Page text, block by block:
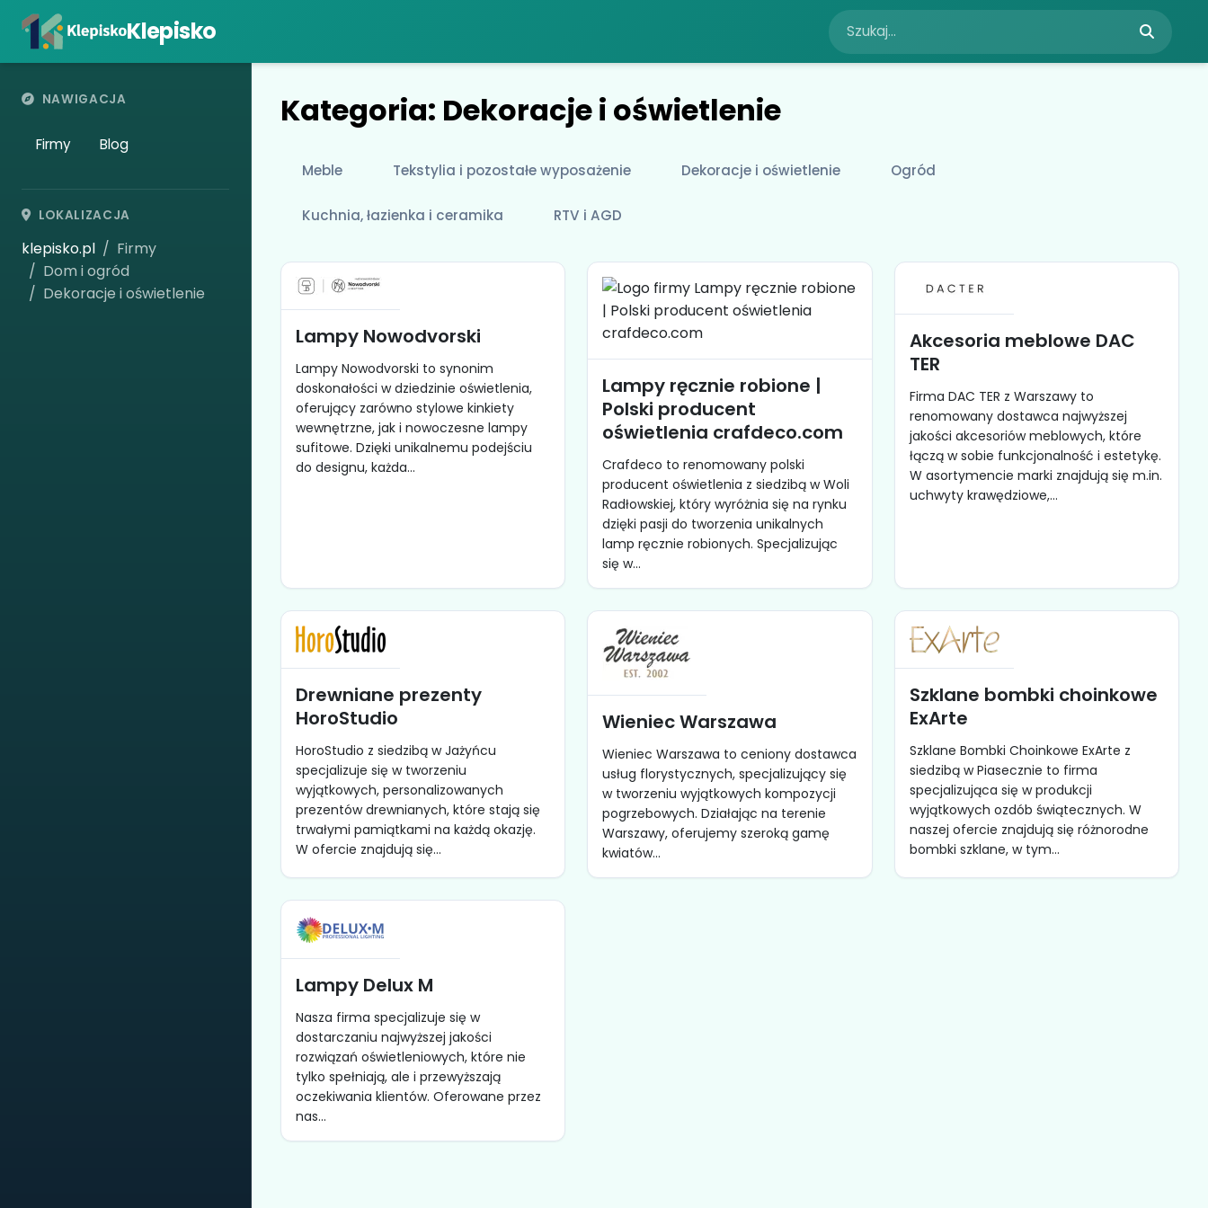
Klepisko
NAWIGACJA
Firmy Blog
LOKALIZACJA
klepisko.pl
Firmy
Dom i ogród
Dekoracje i oświetlenie
Kategoria: Dekoracje i oświetlenie
Meble Tekstylia i pozostałe wyposażenie Dekoracje i oświetlenie Ogród
Kuchnia, łazienka i ceramika RTV i AGD
Lampy Nowodvorski
Lampy Nowodvorski to synonim
doskonałości w dziedzinie oświetlenia,
oferujący zarówno stylowe kinkiety
wewnętrzne, jak i nowoczesne lampy
sufitowe. Dzięki unikalnemu podejściu
do designu, każda...
Lampy ręcznie robione |
Polski producent
oświetlenia crafdeco.com
Crafdeco to renomowany polski
producent oświetlenia z siedzibą w Woli
Radłowskiej, który wyróżnia się na rynku
dzięki pasji do tworzenia unikalnych
lamp ręcznie robionych. Specjalizując
się w...
Akcesoria meblowe DAC
TER
Firma DAC TER z Warszawy to
renomowany dostawca najwyższej
jakości akcesoriów meblowych, które
łączą w sobie funkcjonalność i estetykę.
W asortymencie marki znajdują się m.in.
uchwyty krawędziowe,...
Drewniane prezenty
HoroStudio
HoroStudio z siedzibą w Jażyńcu
specjalizuje się w tworzeniu
wyjątkowych, personalizowanych
prezentów drewnianych, które stają się
trwałymi pamiątkami na każdą okazję.
W ofercie znajdują się...
Wieniec Warszawa
Wieniec Warszawa to ceniony dostawca
usług florystycznych, specjalizujący się
w tworzeniu wyjątkowych kompozycji
pogrzebowych. Działając na terenie
Warszawy, oferujemy szeroką gamę
kwiatów...
Szklane bombki choinkowe
ExArte
Szklane Bombki Choinkowe ExArte z
siedzibą w Piasecznie to firma
specjalizująca się w produkcji
wyjątkowych ozdób świątecznych. W
naszej ofercie znajdują się różnorodne
bombki szklane, w tym...
Lampy Delux M
Nasza firma specjalizuje się w
dostarczaniu najwyższej jakości
rozwiązań oświetleniowych, które nie
tylko spełniają, ale i przewyższają
oczekiwania klientów. Oferowane przez
nas...